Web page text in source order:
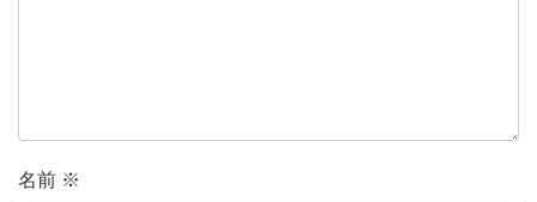
名前 ※